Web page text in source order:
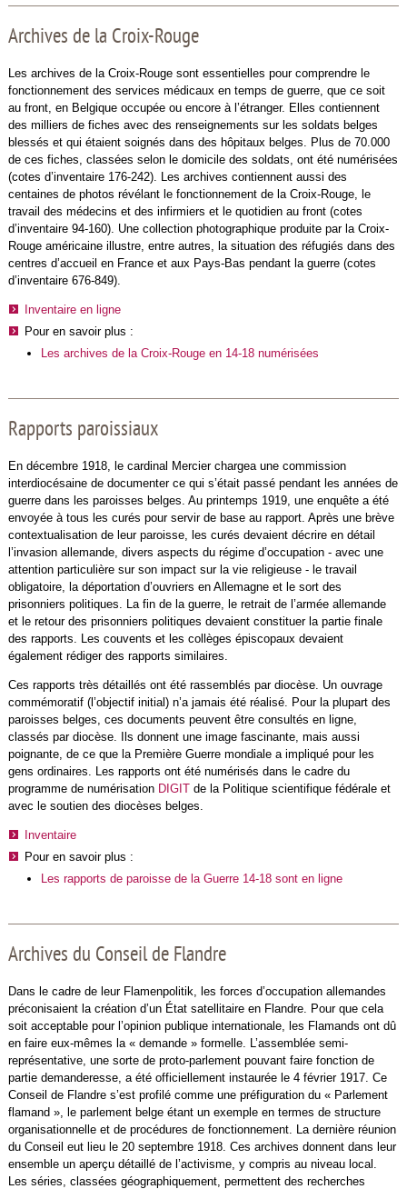
Archives de la Croix-Rouge
Les archives de la Croix-Rouge sont essentielles pour comprendre le
fonctionnement des services médicaux en temps de guerre, que ce soit
au front, en Belgique occupée ou encore à l’étranger. Elles contiennent
des milliers de fiches avec des renseignements sur les soldats belges
blessés et qui étaient soignés dans des hôpitaux belges. Plus de 70.000
de ces fiches, classées selon le domicile des soldats, ont été numérisées
(cotes d’inventaire 176-242). Les archives contiennent aussi des
centaines de photos révélant le fonctionnement de la Croix-Rouge, le
travail des médecins et des infirmiers et le quotidien au front (cotes
d’inventaire 94-160). Une collection photographique produite par la Croix-
Rouge américaine illustre, entre autres, la situation des réfugiés dans des
centres d’accueil en France et aux Pays-Bas pendant la guerre (cotes
d’inventaire 676-849).
Inventaire en ligne
Pour en savoir plus :
Les archives de la Croix-Rouge en 14-18 numérisées
Rapports paroissiaux
En décembre 1918, le cardinal Mercier chargea une commission
interdiocésaine de documenter ce qui s’était passé pendant les années de
guerre dans les paroisses belges. Au printemps 1919, une enquête a été
envoyée à tous les curés pour servir de base au rapport. Après une brève
contextualisation de leur paroisse, les curés devaient décrire en détail
l’invasion allemande, divers aspects du régime d’occupation - avec une
attention particulière sur son impact sur la vie religieuse - le travail
obligatoire, la déportation d’ouvriers en Allemagne et le sort des
prisonniers politiques. La fin de la guerre, le retrait de l’armée allemande
et le retour des prisonniers politiques devaient constituer la partie finale
des rapports. Les couvents et les collèges épiscopaux devaient
également rédiger des rapports similaires.
Ces rapports très détaillés ont été rassemblés par diocèse. Un ouvrage
commémoratif (l’objectif initial) n’a jamais été réalisé. Pour la plupart des
paroisses belges, ces documents peuvent être consultés en ligne,
classés par diocèse. Ils donnent une image fascinante, mais aussi
poignante, de ce que la Première Guerre mondiale a impliqué pour les
gens ordinaires. Les rapports ont été numérisés dans le cadre du
programme de numérisation DIGITde la Politique scientifique fédérale et
avec le soutien des diocèses belges.
Inventaire
Pour en savoir plus :
Les rapports de paroisse de la Guerre 14-18 sont en ligne
Archives du Conseil de Flandre
Dans le cadre de leur Flamenpolitik, les forces d’occupation allemandes
préconisaient la création d’un État satellitaire en Flandre. Pour que cela
soit acceptable pour l’opinion publique internationale, les Flamands ont dû
en faire eux-mêmes la « demande » formelle. L’assemblée semi-
représentative, une sorte de proto-parlement pouvant faire fonction de
partie demanderesse, a été officiellement instaurée le 4 février 1917. Ce
Conseil de Flandre s’est profilé comme une préfiguration du « Parlement
flamand », le parlement belge étant un exemple en termes de structure
organisationnelle et de procédures de fonctionnement. La dernière réunion
du Conseil eut lieu le 20 septembre 1918. Ces archives donnent dans leur
ensemble un aperçu détaillé de l’activisme, y compris au niveau local.
Les séries, classées géographiquement, permettent des recherches